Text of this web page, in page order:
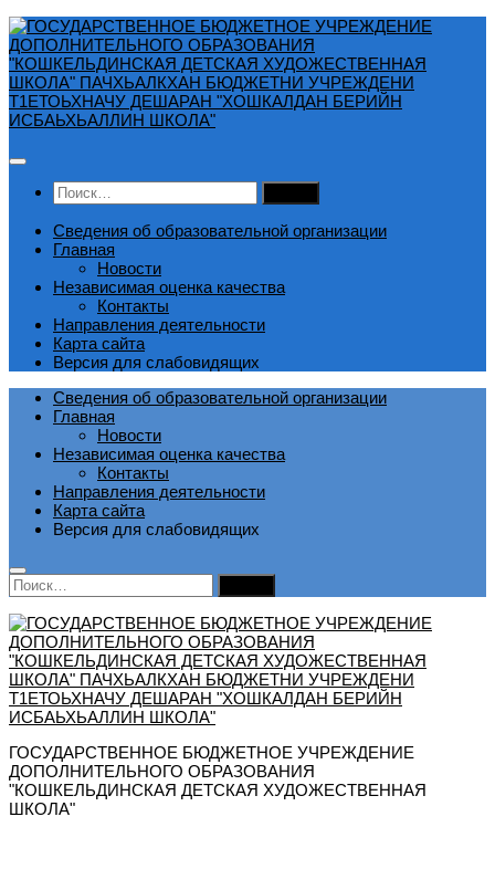
Перейти
к
содержимому
Найти:
Сведения об образовательной организации
Главная
Новости
Независимая оценка качества
Контакты
Направления деятельности
Карта сайта
Версия для слабовидящих
Сведения об образовательной организации
Главная
Новости
Независимая оценка качества
Контакты
Направления деятельности
Карта сайта
Версия для слабовидящих
Найти:
ГОСУДАРСТВЕННОЕ БЮДЖЕТНОЕ УЧРЕЖДЕНИЕ
ДОПОЛНИТЕЛЬНОГО ОБРАЗОВАНИЯ
"КОШКЕЛЬДИНСКАЯ ДЕТСКАЯ ХУДОЖЕСТВЕННАЯ
ШКОЛА"